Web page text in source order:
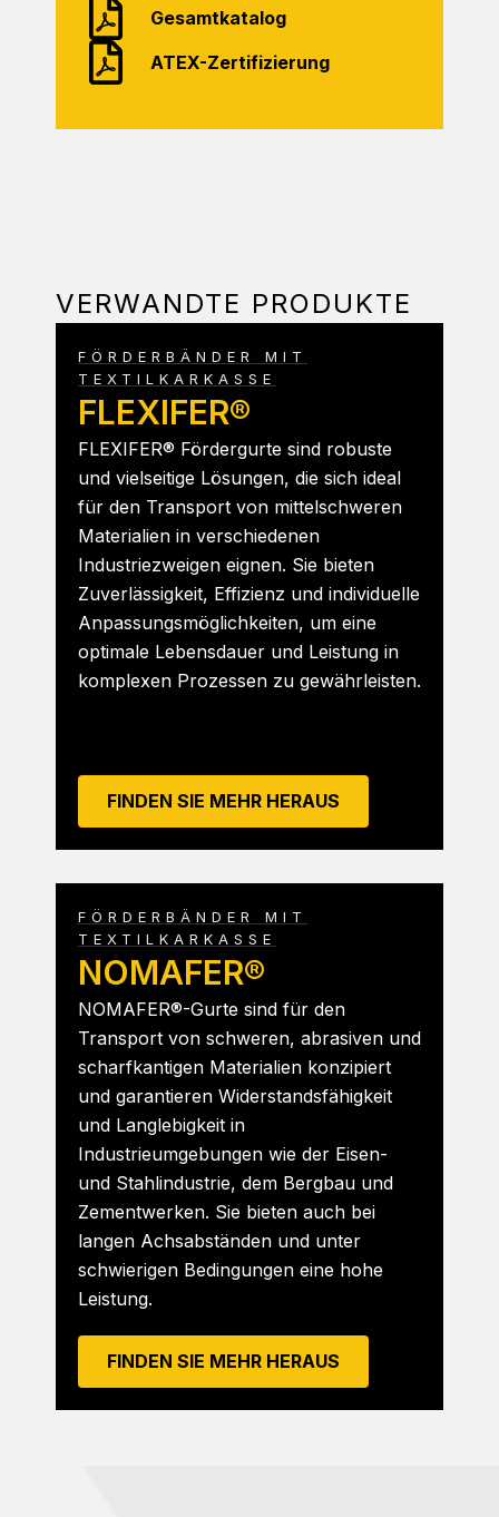
Gesamtkatalog
ATEX-Zertifizierung
VERWANDTE PRODUKTE
FÖRDERBÄNDER MIT
TEXTILKARKASSE
FLEXIFER®
FLEXIFER® Fördergurte sind robuste
und vielseitige Lösungen, die sich ideal
für den Transport von mittelschweren
Materialien in verschiedenen
Industriezweigen eignen. Sie bieten
Zuverlässigkeit, Effizienz und individuelle
Anpassungsmöglichkeiten, um eine
optimale Lebensdauer und Leistung in
komplexen Prozessen zu gewährleisten.
FINDEN SIE MEHR HERAUS
FÖRDERBÄNDER MIT
TEXTILKARKASSE
NOMAFER®
NOMAFER®-Gurte sind für den
Transport von schweren, abrasiven und
scharfkantigen Materialien konzipiert
und garantieren Widerstandsfähigkeit
und Langlebigkeit in
Industrieumgebungen wie der Eisen-
und Stahlindustrie, dem Bergbau und
Zementwerken. Sie bieten auch bei
langen Achsabständen und unter
schwierigen Bedingungen eine hohe
Leistung.
FINDEN SIE MEHR HERAUS